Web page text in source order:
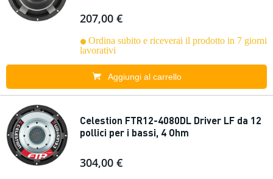
207,00 €
Ordina subito e riceverai il prodotto in 7 giorni
lavorativi
Aggiungi al carrello
Celestion FTR12-4080DL Driver LF da 12
pollici per i bassi, 4 Ohm
304,00 €